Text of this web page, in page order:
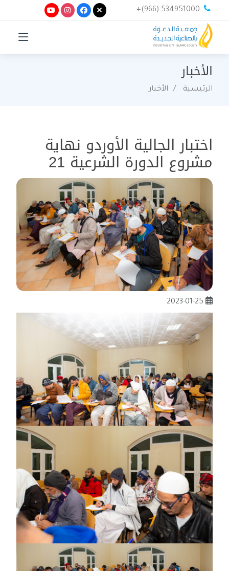
+(966) 534951000
الأخبار
الرئيسية الأخبار
اختبار الجالية الأوردو نهاية
مشروع الدورة الشرعية 21